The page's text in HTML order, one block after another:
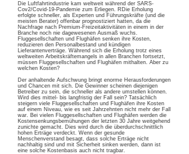
Die Luftfahrtindustrie kam weltweit während der SARS-
Cov2/Covid-19-Pandemie zum Erliegen. RDie Erholung
erfolgte schneller, als Experten und Führungskräfte (und die
meisten Berater) offenbar prognostiziert hatten, da die
Nachfrage nach Premium-Freizeitaktivitäten in einem in der
Branche noch nie dagewesenen Ausmaß wuchs.
Fluggesellschaften und Flughäfen senken ihre Kosten,
reduzieren den Personalbestand und kündigen
Lieferantenverträge. Während sich die Erholung trotz eines
weltweiten Arbeitskräftemangels in allen Branchen fortsetzt,
müssen Fluggesellschaften und Flughäfen mithalten. Aber zu
welchen Kosten?
Der anhaltende Aufschwung bringt enorme Herausforderungen
und Chancen mit sich. Die Gewinner scheinen diejenigen
Betreiber zu sein, die schneller als andere umstellen können.
Wird dies mittel- bis langfristig der Fall sein? Tatsächlich
steigern viele Fluggesellschaften und Flughäfen ihre Kosten
auf einem Niveau, wie es seit Jahrzehnten nicht mehr der Fall
war. Bei vielen Fluggesellschaften und Flughäfen werden die
Kostensenkungsbemühungen der letzten 30 Jahre weitgehend
zunichte gemacht. Dies wird durch die überdurchschnittlich
hohen Erträge verdeckt. Wenn der gesunde
Menschenverstand besagt, dass solche Erträge nicht
nachhaltig sind und mit Sicherheit sinken werden, dann ist
eine solche Kostenbasis auch nicht tragbar.